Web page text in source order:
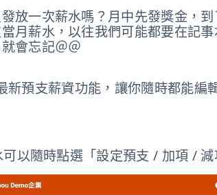
放一次薪水嗎？月中先發獎金，
月薪水，以往我們可能都要在記
會忘記＠＠
預支薪資功能，讓你隨時都能編
以隨時點選「設定預支 / 加項 / 減